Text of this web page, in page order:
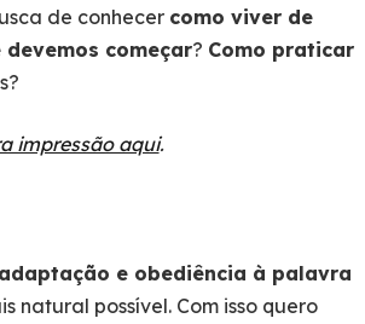
de conhecer como viver de
devemos começar? Como praticar
impressão aqui.
adaptação e obediência à palavra
possível. Com isso quero